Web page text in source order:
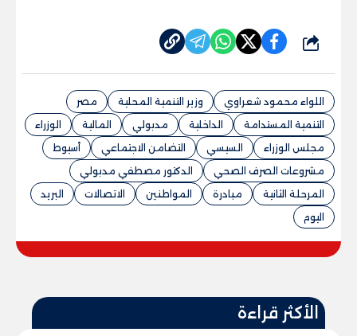
شارك
اللواء محمود شعراوي وزير التنمية المحلية
مصر
التنمية المستدامة
الداخلية مدبولي المالية
الوزراء
مجلس الوزراء
السيسي التضامن الاجتماعي
أسيوط
مشروعات الصرف الصحي
الدكتور مصطفي مدبولي
المرحلة الثانية
مبادرة المواطنين الاتصالات
البريد
اليوم
الأكثر قراءة